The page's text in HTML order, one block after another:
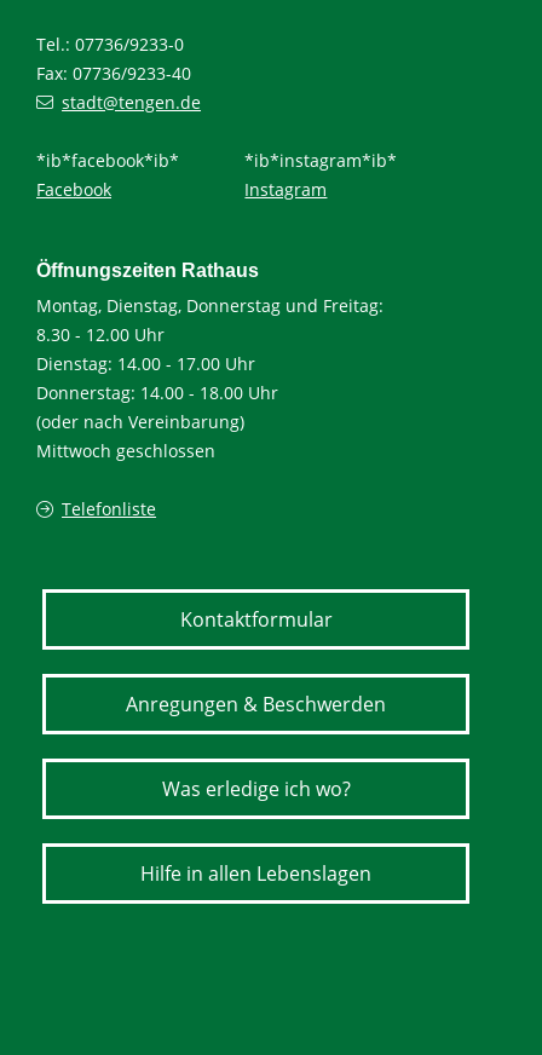
Tel.: 07736/9233-0
Fax: 07736/9233-40
stadt@tengen.de
*ib*facebook*ib*
Facebook
*ib*instagram*ib*
Instagram
Öffnungszeiten Rathaus
Montag, Dienstag, Donnerstag und Freitag:
8.30 - 12.00 Uhr
Dienstag: 14.00 - 17.00 Uhr
Donnerstag: 14.00 - 18.00 Uhr
(oder nach Vereinbarung)
Mittwoch geschlossen
Telefonliste
Kontaktformular
Anregungen & Beschwerden
Was erledige ich wo?
Hilfe in allen Lebenslagen